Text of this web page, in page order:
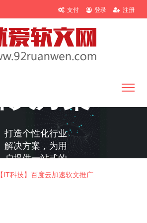
支付 登录 注册
打造个性化行业
解决方案，为用
户提供一站式的
推广服务
【IT科技】百度云加速软文推广